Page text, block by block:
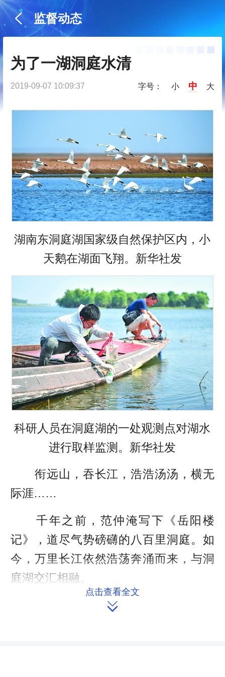
监督动态
为了一湖洞庭水清
2019-09-07 10:09:37 字号： 小 中 大
湖南东洞庭湖国家级自然保护区内，小
天鹅在湖面飞翔。新华社发
科研人员在洞庭湖的一处观测点对湖水
进行取样监测。新华社发
衔远山，吞长江，浩浩汤汤，横无
际涯……
千年之前，范仲淹写下《岳阳楼
记》，道尽气势磅礴的八百里洞庭。如
今，万里长江依然浩荡奔涌而来，与洞
庭湖交汇相融。
一方洞庭，始终是长江流域生态安
点击查看全文
